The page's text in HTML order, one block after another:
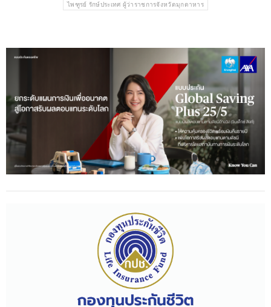
ไพฑูรย์ รักษ์ประเทศ ผู้ว่าราชการจังหวัดมุกดาหาร